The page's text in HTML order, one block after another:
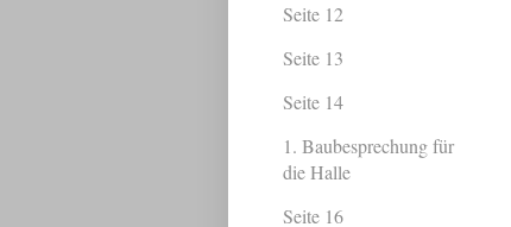
Seite 12
Seite 13
Seite 14
1. Baubesprechung für
die Halle
Seite 16